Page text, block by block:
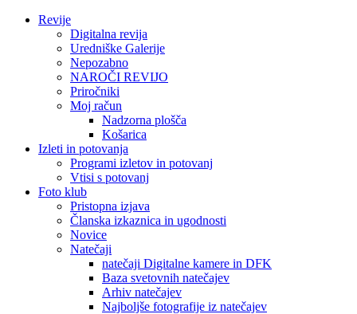
Revije
Digitalna revija
Uredniške Galerije
Nepozabno
NAROČI REVIJO
Priročniki
Moj račun
Nadzorna plošča
Košarica
Izleti in potovanja
Programi izletov in potovanj
Vtisi s potovanj
Foto klub
Pristopna izjava
Članska izkaznica in ugodnosti
Novice
Natečaji
natečaji Digitalne kamere in DFK
Baza svetovnih natečajev
Arhiv natečajev
Najboljše fotografije iz natečajev